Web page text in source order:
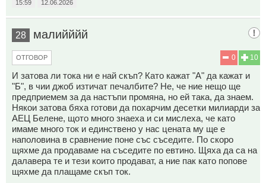
15:59 12.06.2026
28 малийййй
10
0
ОТГОВОР
И затова ли тока ни е най скъп? Като кажат "А" да кажат и
"Б", в чии джоб изтичат печалбите? Не, че ние нещо ще
предприемем за да настъпи промяна, но ей така, да знаем.
Някои затова бяха готови да похарчим десетки милиарди за
АЕЦ Белене, щото много знаеха и си мислеха, че като
имаме много ток и единствено у нас цената му ще е
наполовина в сравнение поне със съседите. По скоро
щяхме да продаваме на съседите по евтино. Щяха да са на
далавера те и тези които продават, а ние пак като попове
щяхме да плащаме скъп ток.